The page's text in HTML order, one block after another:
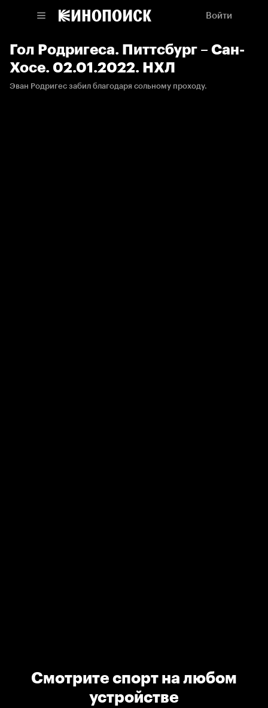
Войти
Гол Родригеса. Питтсбург – Сан-
Хосе. 02.01.2022. НХЛ
Эван Родригес забил благодаря сольному проходу.
Смотрите спорт на любом
устройстве